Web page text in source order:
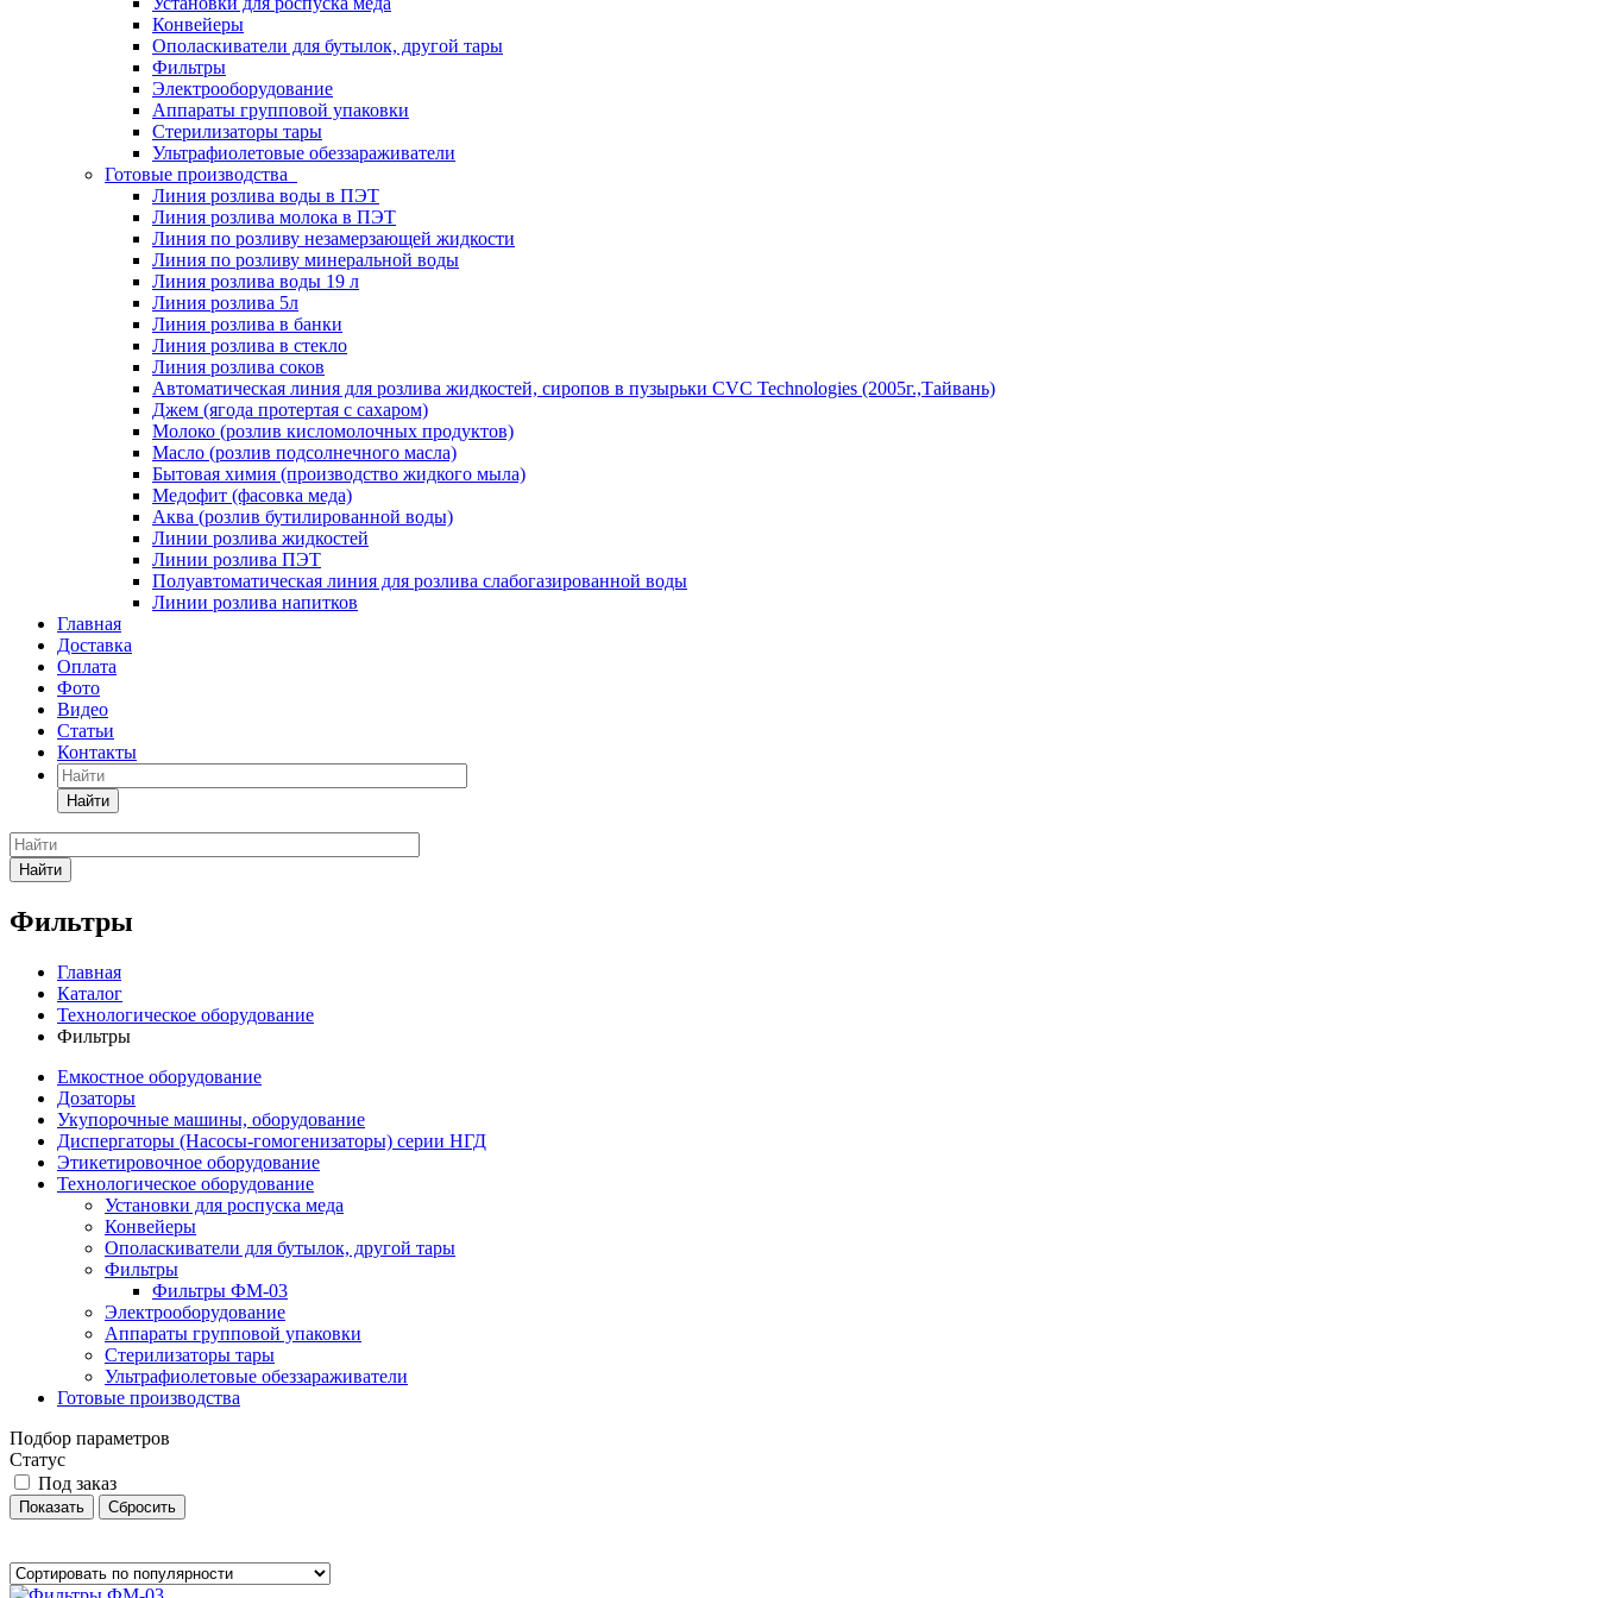
Конвейеры
Ополаскиватели для бутылок, другой тары
Фильтры
Электрооборудование
Аппараты групповой упаковки
Стерилизаторы тары
Ультрафиолетовые обеззараживатели
Готовые производства
Линия розлива воды в ПЭТ
Линия розлива молока в ПЭТ
Линия по розливу незамерзающей жидкости
Линия по розливу минеральной воды
Линия розлива воды 19 л
Линия розлива 5л
Линия розлива в банки
Линия розлива в стекло
Линия розлива соков
Автоматическая линия для розлива жидкостей, сиропов в пузырьки CVC Technologies (2005г.,Тайвань)
Джем (ягода протертая с сахаром)
Молоко (розлив кисломолочных продуктов)
Масло (розлив подсолнечного масла)
Бытовая химия (производство жидкого мыла)
Медофит (фасовка меда)
Аква (розлив бутилированной воды)
Линии розлива жидкостей
Линии розлива ПЭТ
Полуавтоматическая линия для розлива слабогазированной воды
Линии розлива напитков
Главная
Доставка
Оплата
Фото
Видео
Статьи
Контакты
Найти
Найти
Фильтры
Главная
Каталог
Технологическое оборудование
Фильтры
Емкостное оборудование
Дозаторы
Укупорочные машины, оборудование
Диспергаторы (Насосы-гомогенизаторы) серии НГД
Этикетировочное оборудование
Технологическое оборудование
Установки для роспуска меда
Конвейеры
Ополаскиватели для бутылок, другой тары
Фильтры
Фильтры ФМ-03
Электрооборудование
Аппараты групповой упаковки
Стерилизаторы тары
Ультрафиолетовые обеззараживатели
Готовые производства
Подбор параметров
Статус
Под заказ